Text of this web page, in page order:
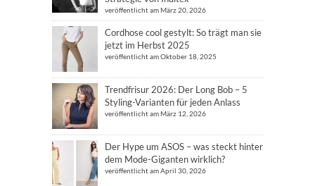
veröffentlicht am März 20, 2026
Cordhose cool gestylt: So trägt man sie
jetzt im Herbst 2025
veröffentlicht am Oktober 18, 2025
Trendfrisur 2026: Der Long Bob – 5
Styling-Varianten für jeden Anlass
veröffentlicht am März 12, 2026
Der Hype um ASOS – was steckt hinter
dem Mode-Giganten wirklich?
veröffentlicht am April 30, 2026